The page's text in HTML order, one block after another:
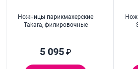
Ножницы парикмахерские
Takara, филировочные
5 095 ₽